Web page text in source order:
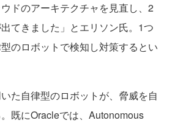
ドのアーキテクチャを見直し、2
てきました」とエリソン氏。1つ
のロボットで検知し対策するとい
た自律型のロボットが、脅威を自
既にOracleでは、Autonomous